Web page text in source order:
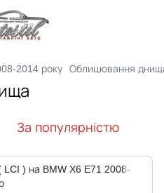
2014 року Облицювання
За популярністю